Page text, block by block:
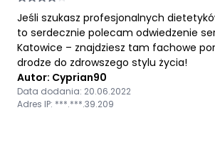
Jeśli szukasz profesjonalnych
to serdecznie polecam odwiedzenie
Katowice – znajdziesz tam fachowe
drodze do zdrowszego stylu życia!
Autor: Cyprian90
Data dodania: 20.06.2022
Adres IP: ***.***.39.209